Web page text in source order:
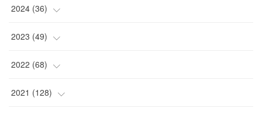
(2)
(1)
(2)
(4)
(2)
(2)
(3)
2024 (36)
(2)
(2)
(1)
2023 (49)
(1)
(2)
2022 (68)
(6)
2021 (128)